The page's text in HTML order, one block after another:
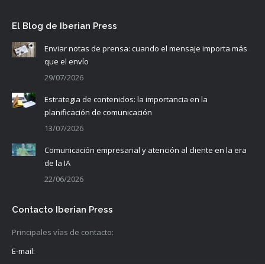
El Blog de Iberian Press
Enviar notas de prensa: cuando el mensaje importa más
que el envío
29/07/2026
Estrategia de contenidos: la importancia en la
planificación de comunicación
13/07/2026
Comunicación empresarial y atención al cliente en la era
de la IA
22/06/2026
Contacto Iberian Press
Principales vías de contacto:
E-mail: